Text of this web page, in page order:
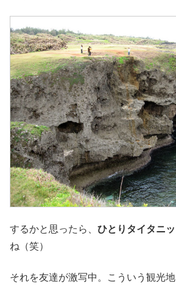
するかと思ったら、 ひとりタイタニ
ね（笑）
それを友達が激写中。こういう観光